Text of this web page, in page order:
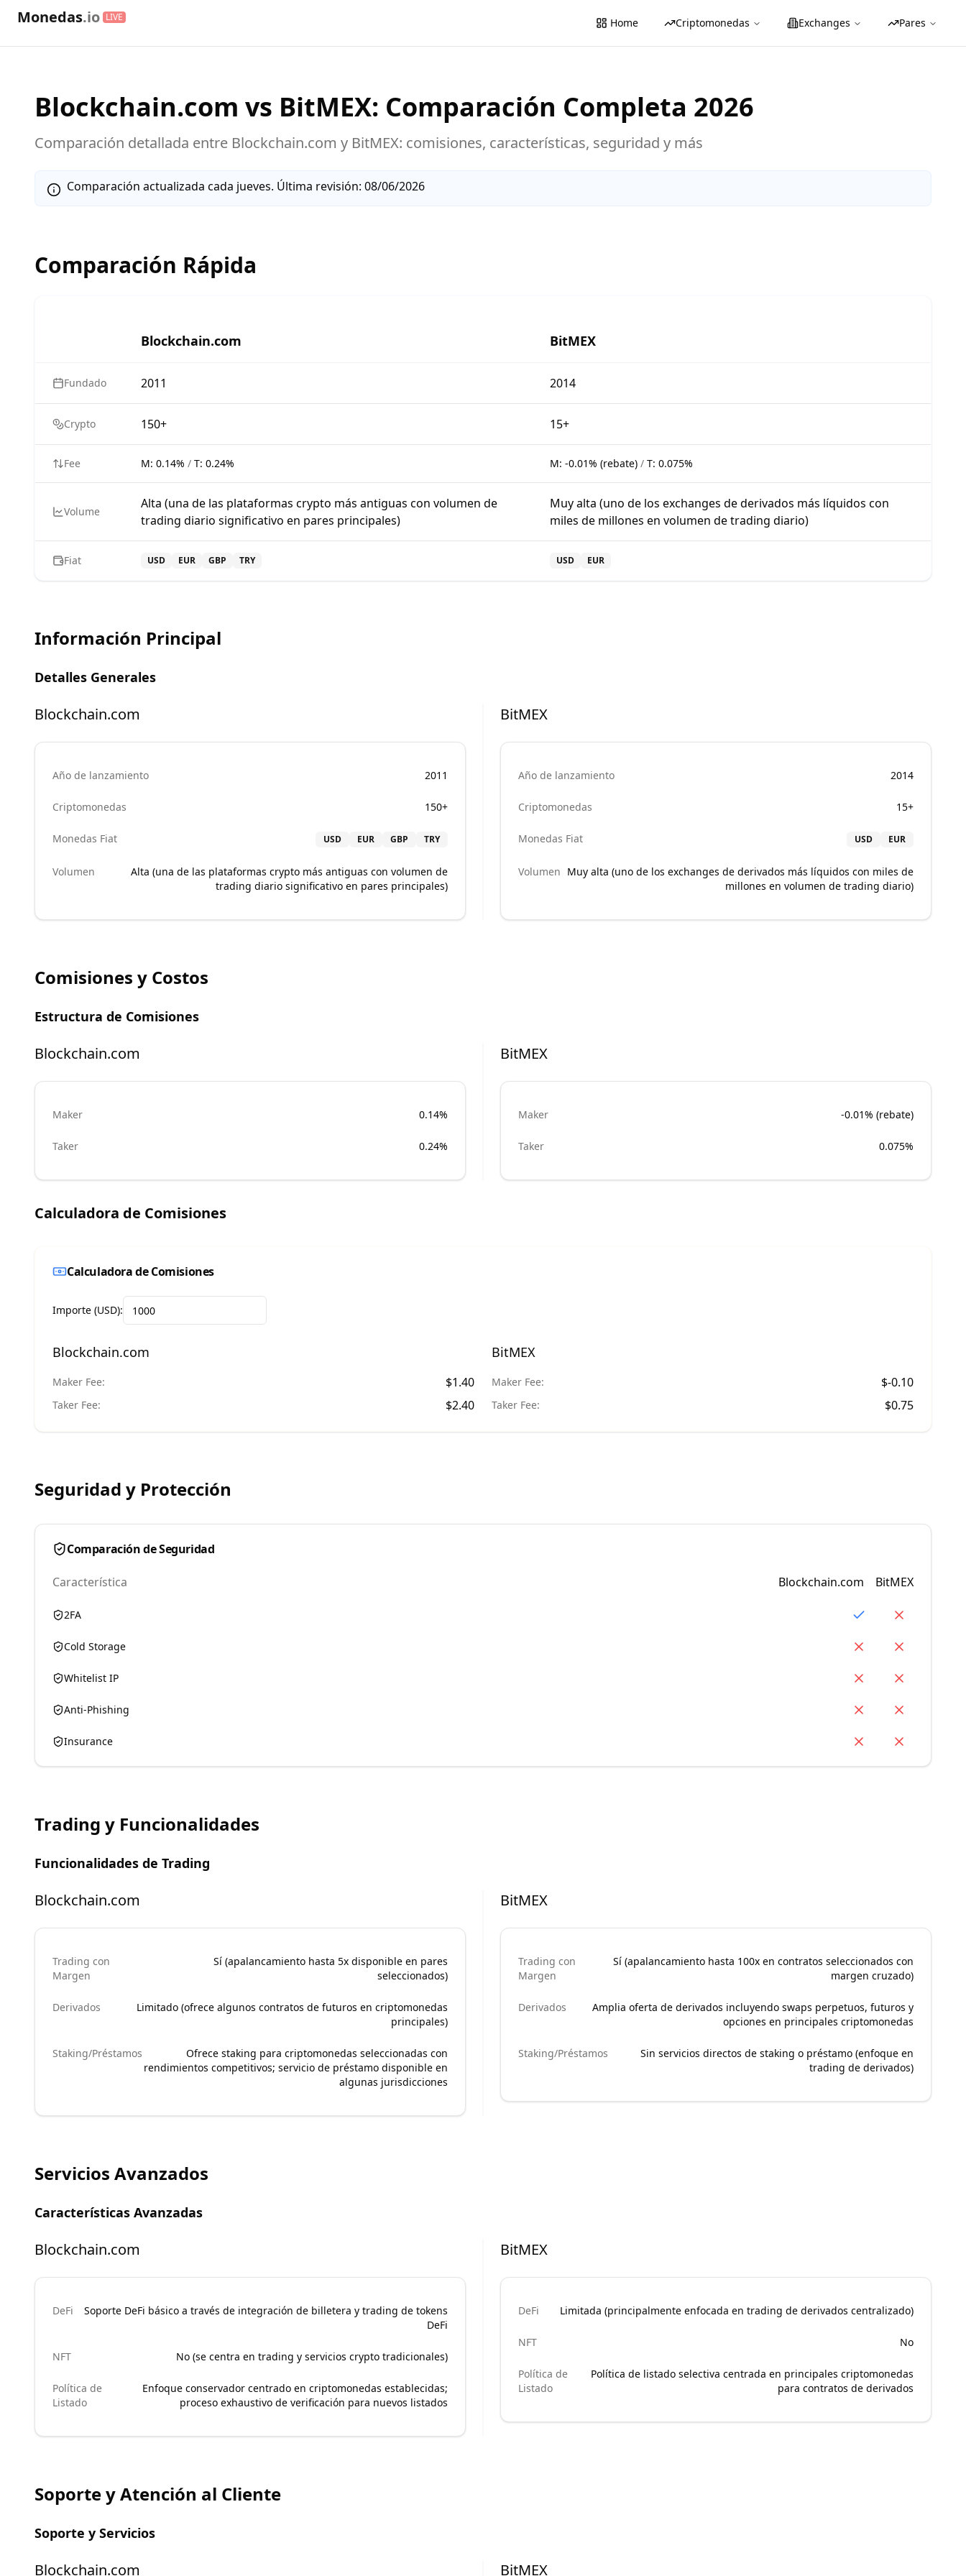
Monedas.io LIVE Home Criptomonedas Exchanges Pares
Blockchain.com vs BitMEX: Comparación Completa 2026
Comparación detallada entre Blockchain.com y BitMEX: comisiones, características, seguridad y más
Comparación actualizada cada jueves. Última revisión: 08/06/2026
Comparación Rápida
Blockchain.com BitMEX
Fundado 2011 2014
Crypto 150+ 15+
Fee M: 0.14% / T: 0.24% M: -0.01% (rebate) / T: 0.075%
Volume
Alta (una de las plataformas crypto más antiguas con volumen de
trading diario significativo en pares principales)
Muy alta (uno de los exchanges de derivados más líquidos con
miles de millones en volumen de trading diario)
Fiat USD EUR GBP TRY USD EUR
Información Principal
Detalles Generales
Blockchain.com
Año de lanzamiento 2011
Criptomonedas 150+
Monedas Fiat USD EUR GBP TRY
Volumen
Alta (una de las plataformas crypto más antiguas con volumen de
trading diario significativo en pares principales)
BitMEX
Año de lanzamiento 2014
Criptomonedas 15+
Monedas Fiat USD EUR
Volumen Muy alta (uno de los exchanges de derivados más líquidos con miles de
millones en volumen de trading diario)
Comisiones y Costos
Estructura de Comisiones
Blockchain.com
Maker 0.14%
Taker 0.24%
BitMEX
Maker -0.01% (rebate)
Taker 0.075%
Calculadora de Comisiones
Calculadora de Comisiones
Importe (USD):
Blockchain.com
Maker Fee: $1.40
Taker Fee: $2.40
BitMEX
Maker Fee: $-0.10
Taker Fee: $0.75
Seguridad y Protección
Comparación de Seguridad
Característica Blockchain.com BitMEX
2FA
Cold Storage
Whitelist IP
Anti-Phishing
Insurance
Trading y Funcionalidades
Funcionalidades de Trading
Blockchain.com
Trading con
Margen
Sí (apalancamiento hasta 5x disponible en pares
seleccionados)
Derivados
Limitado (ofrece algunos contratos de futuros en criptomonedas
principales)
Staking/Préstamos
Ofrece staking para criptomonedas seleccionadas con
rendimientos competitivos; servicio de préstamo disponible en
algunas jurisdicciones
BitMEX
Trading con
Margen
Sí (apalancamiento hasta 100x en contratos seleccionados con
margen cruzado)
Derivados
Amplia oferta de derivados incluyendo swaps perpetuos, futuros y
opciones en principales criptomonedas
Staking/Préstamos
Sin servicios directos de staking o préstamo (enfoque en
trading de derivados)
Servicios Avanzados
Características Avanzadas
Blockchain.com
DeFi
Soporte DeFi básico a través de integración de billetera y trading de tokens
DeFi
NFT No (se centra en trading y servicios crypto tradicionales)
Política de
Listado
Enfoque conservador centrado en criptomonedas establecidas;
proceso exhaustivo de verificación para nuevos listados
BitMEX
DeFi Limitada (principalmente enfocada en trading de derivados centralizado)
NFT No
Política de
Listado
Política de listado selectiva centrada en principales criptomonedas
para contratos de derivados
Soporte y Atención al Cliente
Soporte y Servicios
Blockchain.com BitMEX